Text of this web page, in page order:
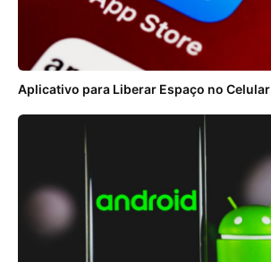
Aplicativo para Liberar Espaço no Celular